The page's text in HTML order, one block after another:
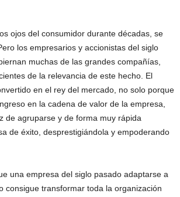
ojos del consumidor durante décadas, se
los empresarios y accionistas del siglo
muchas de las grandes compañías,
de la relevancia de este hecho. El
en el rey del mercado, no solo porque
en la cadena de valor de la empresa,
de agruparse y de forma muy rápida
de éxito, desprestigiándola y empoderando
una empresa del siglo pasado adaptarse a
consigue transformar toda la organización